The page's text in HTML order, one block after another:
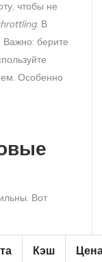
чтобы не
. В
Важно: берите
Особенно
Вот
Кэш